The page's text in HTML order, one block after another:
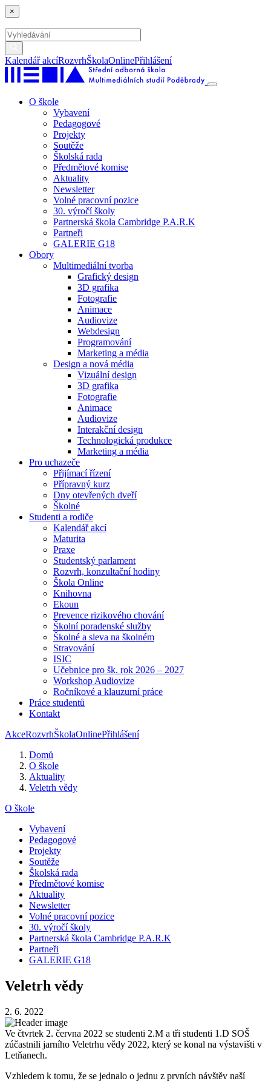
×
Kalendář akcíRozvrhŠkolaOnlinePřihlášení
O škole
Vybavení
Pedagogové
Projekty
Soutěže
Školská rada
Předmětové komise
Aktuality
Newsletter
Volné pracovní pozice
30. výročí školy
Partnerská škola Cambridge P.A.R.K
Partneři
GALERIE G18
Obory
Multimediální tvorba
Grafický design
3D grafika
Fotografie
Animace
Audiovize
Webdesign
Programování
Marketing a média
Design a nová média
Vizuální design
3D grafika
Fotografie
Animace
Audiovize
Interakční design
Technologická produkce
Marketing a média
Pro uchazeče
Přijímací řízení
Přípravný kurz
Dny otevřených dveří
Školné
Studenti a rodiče
Kalendář akcí
Maturita
Praxe
Studentský parlament
Rozvrh, konzultační hodiny
Škola Online
Knihovna
Ekoun
Prevence rizikového chování
Školní poradenské služby
Školné a sleva na školném
Stravování
ISIC
Učebnice pro šk. rok 2026 – 2027
Workshop Audiovize
Ročníkové a klauzurní práce
Práce studentů
Kontakt
AkceRozvrhŠkolaOnlinePřihlášení
Domů
O škole
Aktuality
Veletrh vědy
O škole
Vybavení
Pedagogové
Projekty
Soutěže
Školská rada
Předmětové komise
Aktuality
Newsletter
Volné pracovní pozice
30. výročí školy
Partnerská škola Cambridge P.A.R.K
Partneři
GALERIE G18
Veletrh vědy
2. 6. 2022
Ve čtvrtek 2. června 2022 se studenti 2.M a tři studenti 1.D SOŠ
zúčastnili jarního Veletrhu vědy 2022, který se konal na výstavišti v
Letňanech.
Vzhledem k tomu, že se jednalo o jednu z prvních návštěv naší